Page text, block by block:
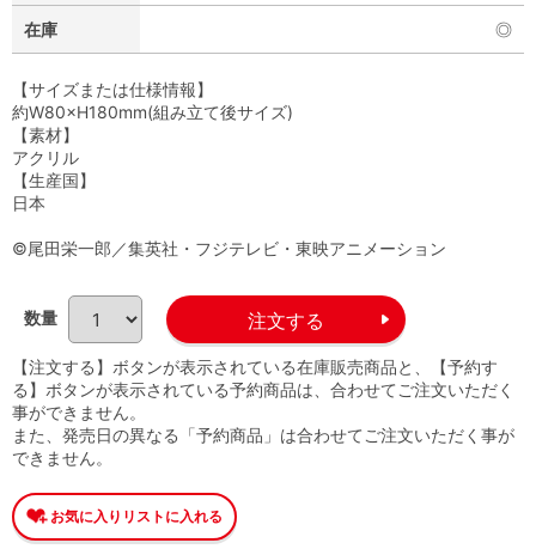
在庫 ◎
【サイズまたは仕様情報】
約W80×H180mm(組み立て後サイズ)
【素材】
アクリル
【生産国】
日本
©尾田栄一郎／集英社・フジテレビ・東映アニメーション
数量
【注文する】ボタンが表示されている在庫販売商品と、【予約す
る】ボタンが表示されている予約商品は、合わせてご注文いただく
事ができません。
また、発売日の異なる「予約商品」は合わせてご注文いただく事が
できません。